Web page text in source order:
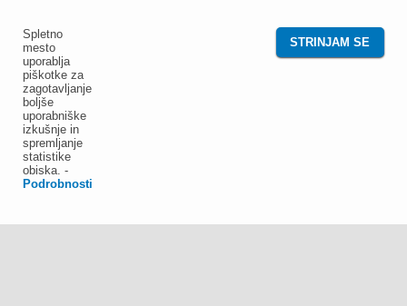
Spletno
mesto
uporablja
piškotke za
zagotavljanje
boljše
uporabniške
izkušnje in
spremljanje
statistike
obiska. -
Podrobnosti
STRINJAM SE